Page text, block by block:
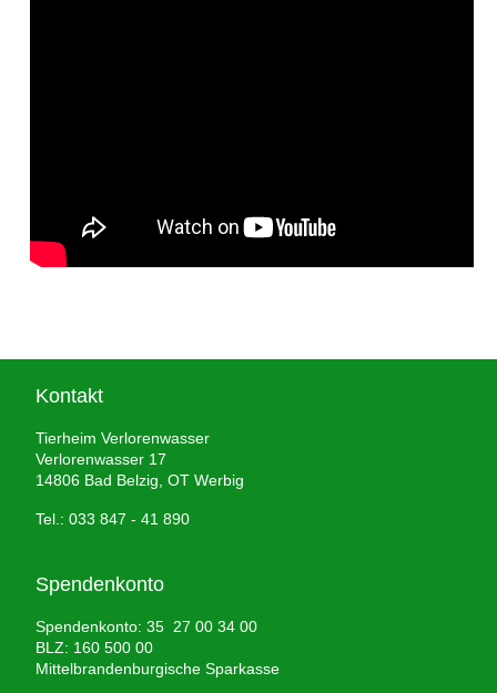
Kontakt
Tierheim Verlorenwasser
Verlorenwasser 17
14806 Bad Belzig, OT Werbig
Tel.: 033 847 - 41 890
Spendenkonto
Spendenkonto: 35 27 00 34 00
BLZ: 160 500 00
Mittelbrandenburgische Sparkasse